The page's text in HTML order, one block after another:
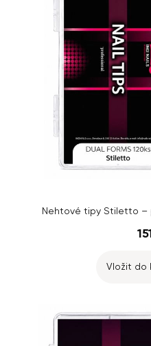
Nehtové tipy Stiletto –
Vložit do